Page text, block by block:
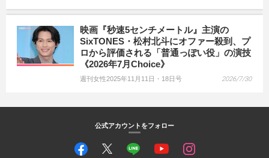
映画『秒速5センチメートル』主演の
SixTONES・松村北斗にオファー殺到、プ
ロから評価される「普通っぽい役」の演技
《2026年7月Choice》
週刊女性2025年11月11日・18日号 2026/7/30
公式アカウントをフォロー